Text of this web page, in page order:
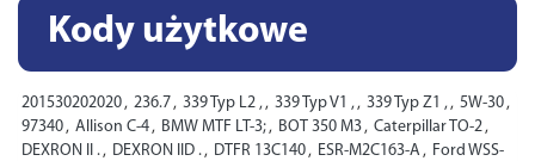
Kody użytkowe
201530202020, 236.7, 339 Typ L2 ,, 339 Typ V1 ,, 339 Typ Z1 ,, 5W-30,
97340, Allison C-4, BMW MTF LT-3;, BOT 350 M3, Caterpillar TO-2,
DEXRON II ., DEXRON IID ., DTFR 13C140, ESR-M2C163-A , Ford WSS-